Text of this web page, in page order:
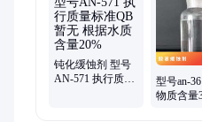
钝化缓蚀剂 型号
AN-571 执行质量
型号an-
物质含量